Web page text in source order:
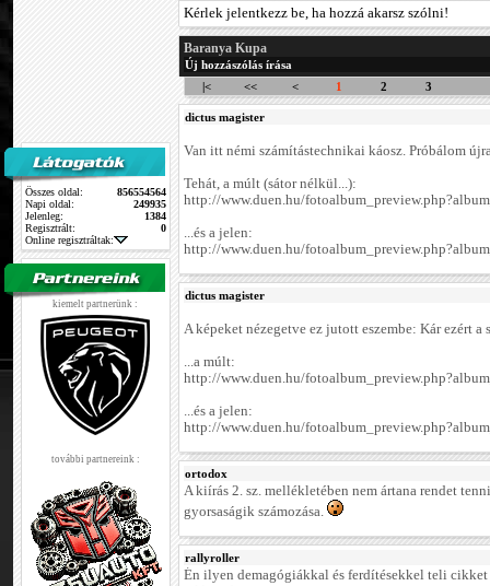
Összes oldal:
856554564
Napi oldal:
249935
Jelenleg:
1384
Regisztrált:
0
Online regisztráltak:
kiemelt partnerünk :
további partnereink :
Kérlek jelentkezz be, ha hozzá akarsz szólni!
Baranya Kupa
Új hozzászólás írása
|<
<< < 1 2 3
dictus magister
Van itt némi számítástechnikai káosz. Próbálom
Tehát, a múlt (sátor nélkül...):
http://www.duen.hu/
...és a jelen:
http://www.duen.hu/
dictus magister
A képeket nézegetve ez jutott eszembe: Kár ezért a
...a múlt:
http://www.duen.hu/
...és a jelen:
http://www.duen.hu/
ortodox
A kiírás 2. sz. mellékletében nem ártana rendet
gyorsaságik számozása.
rallyroller
Én ilyen demagógiákkal és ferdítésekkel teli cikket